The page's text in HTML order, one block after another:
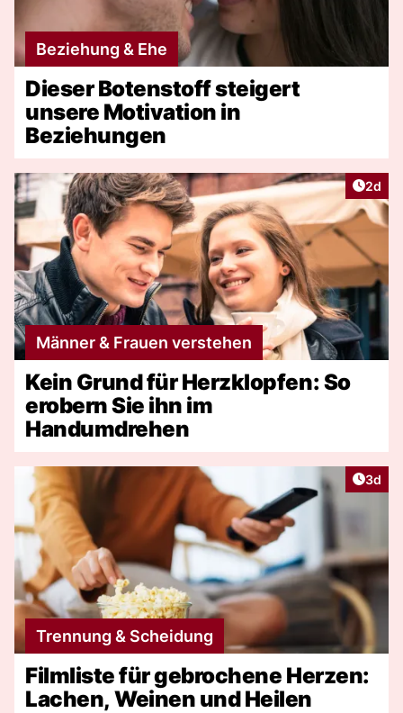
Beziehung & Ehe
Dieser Botenstoff steigert
unsere Motivation in
Beziehungen
2d
Männer & Frauen verstehen
Kein Grund für Herzklopfen: So
erobern Sie ihn im
Handumdrehen
3d
Trennung & Scheidung
Filmliste für gebrochene Herzen:
Lachen, Weinen und Heilen